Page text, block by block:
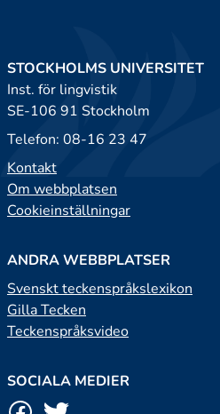
STOCKHOLMS UNIVERSITET
Inst. för lingvistik
SE-106 91 Stockholm
Telefon: 08-16 23 47
Kontakt
Om webbplatsen
Cookieinställningar
ANDRA WEBBPLATSER
Svenskt teckenspråkslexikon
Gilla Tecken
Teckenspråksvideo
SOCIALA MEDIER